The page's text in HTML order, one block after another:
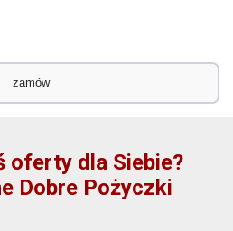
zamów
oferty dla Siebie?
Dobre Pożyczki